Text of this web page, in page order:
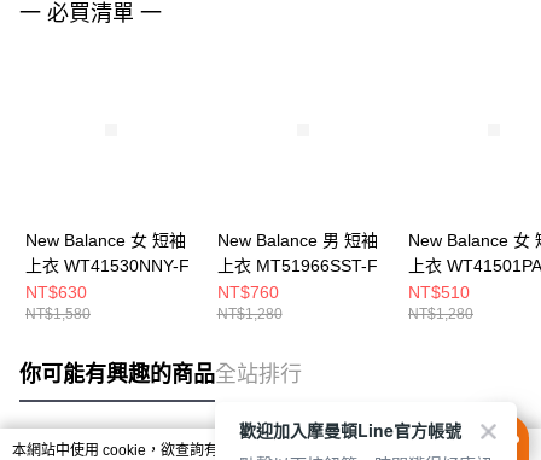
一 必買清單 一
New Balance 女 短袖
上衣 WT41530NNY-F
NT$630
NT$1,580
New Balance 男 短袖
上衣 MT51966SST-F
NT$760
NT$1,280
New Balance 女
上衣
NT$510
NT$1,280
你可能有興趣的商品全站排行
本網站中使用 cookie，欲查詢有關本網站使用 cookie 方式之詳情，及若您不希
歡迎加入摩曼頓Line官方帳號